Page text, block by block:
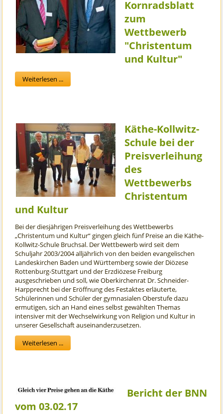
Kornradsblatt
zum
Wettbewerb
"Christentum
und Kultur"
Weiterlesen ...
Käthe-Kollwitz-
Schule bei der
Preisverleihung
des
Wettbewerbs
Christentum
und Kultur
Bei der diesjährigen Preisverleihung des Wettbewerbs
„Christentum und Kultur“ gingen gleich fünf Preise an die Käthe-
Kollwitz-Schule Bruchsal. Der Wettbewerb wird seit dem
Schuljahr 2003/2004 alljährlich von den beiden evangelischen
Landeskirchen Baden und Württemberg sowie der Diözese
Rottenburg-Stuttgart und der Erzdiözese Freiburg
ausgeschrieben und soll, wie Oberkirchenrat Dr. Schneider-
Harpprecht bei der Eröffnung des Festaktes erläuterte,
Schülerinnen und Schüler der gymnasialen Oberstufe dazu
ermutigen, sich an Hand eines selbst gewählten Themas
intensiver mit der Wechselwirkung von Religion und Kultur in
unserer Gesellschaft auseinanderzusetzen.
Weiterlesen ...
Bericht der BNN
vom 03.02.17